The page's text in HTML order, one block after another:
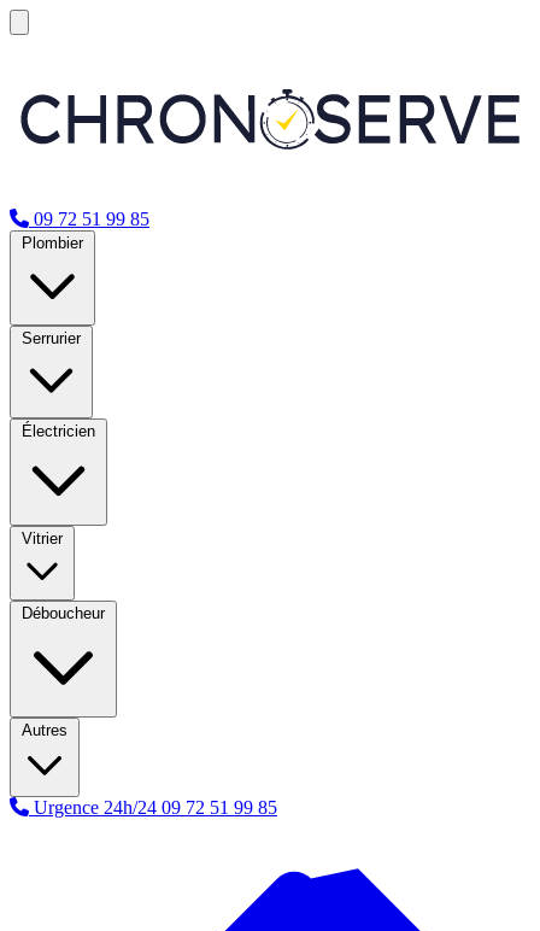
09 72 51 99 85
Plombier
Serrurier
Électricien
Vitrier
Déboucheur
Autres
Urgence 24h/24 09 72 51 99 85